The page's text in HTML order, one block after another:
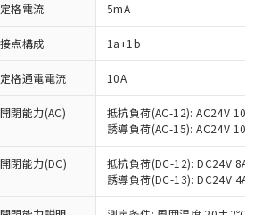
定格電流 5mA
接点構成 1a+1b
定格通電電流 10A
開閉能力(AC)
抵抗負荷(AC-12): AC24V 10A/
誘導負荷(AC-15): AC24V
開閉能力(DC)
抵抗負荷(DC-12): DC24V 8A/
誘導負荷(DC-13): DC24V 4A/
条件
：EU RoHS指令（10物質）の
応した製品が提供可能な商品で
EU RoHS指令（10物質）の非含
た製品に切り替える予定のある